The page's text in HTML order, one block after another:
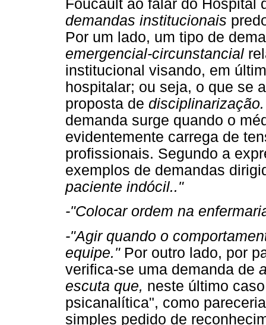
Foucault ao falar do Hospital
demandas institucionais
Por um lado, um tipo de
emergencial-circunstancial
institucional visando, em
hospitalar; ou seja, o que se
proposta de disciplinarização.
demanda surge quando o
evidentemente carrega de
profissionais. Segundo a
exemplos de demandas
paciente indócil.."
-"Colocar ordem na
-"Agir quando o
equipe."Por outro lado, por
verifica-se uma demanda de
escuta que, neste último
psicanalítica", como
simples pedido de